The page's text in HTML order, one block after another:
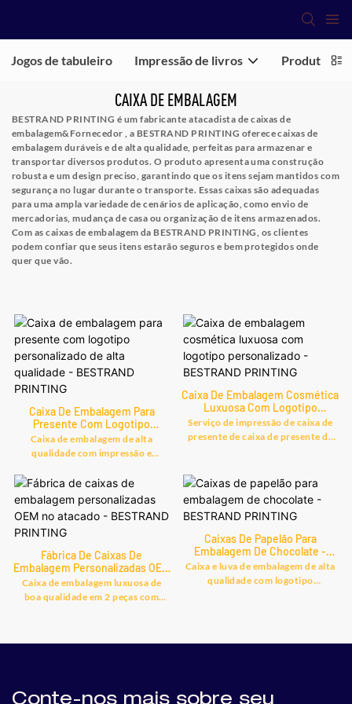
Jogos de tabuleiro Impressão de livros Produtos
CAIXA DE EMBALAGEM
BESTRAND PRINTING é um fabricante atacadista de caixas de
embalagem&Fornecedor , a BESTRAND PRINTING oferece caixas de
embalagem duráveis ​​e de alta qualidade, perfeitas para armazenar e
transportar diversos produtos. O produto apresenta uma construção
robusta e um design preciso, garantindo que os itens sejam mantidos com
segurança no lugar durante o transporte. Essas caixas são adequadas
para uma ampla variedade de cenários de aplicação, como envio de
mercadorias, mudança de casa ou organização de itens armazenados.
Com as caixas de embalagem da BESTRAND PRINTING, os clientes
podem confiar que seus itens estarão seguros e bem protegidos onde
quer que vão.
Caixa De Embalagem Para
Presente Com Logotipo
Personalizado De Alta Qualidade
- BESTRAND PRINTING
Caixa de embalagem de alta
qualidade com impressão e
preço sobre caixa de presente em
caixa de embalagem de alta
qualidade com impressão e
logotipo - Shanghai Bestrand
Printing Technology Co., Ltd
Caixa De Embalagem Cosmética
Luxuosa Com Logotipo
Personalizado - BESTRAND
PRINTING
Serviço de impressão de caixa de
presente de caixa de presente de
detalhes e preços sobre caixa de
presente em Serviço de impressão
de caixa de presente de caixa de
presente de caixa de cosméticos de
logotipo personalizado luxuoso -
Shanghai Bestrand Printing
Technology Co., Ltd
Fábrica De Caixas De
Embalagem Personalizadas OEM
No Atacado - BESTRAND
PRINTING
Caixa de embalagem luxuosa de
boa qualidade em 2 peças com
Technology Co., Ltd
Caixas De Papelão Para
Embalagem De Chocolate -
BESTRAND PRINTING
Caixa e luva de embalagem de alta
qualidade com logotipo